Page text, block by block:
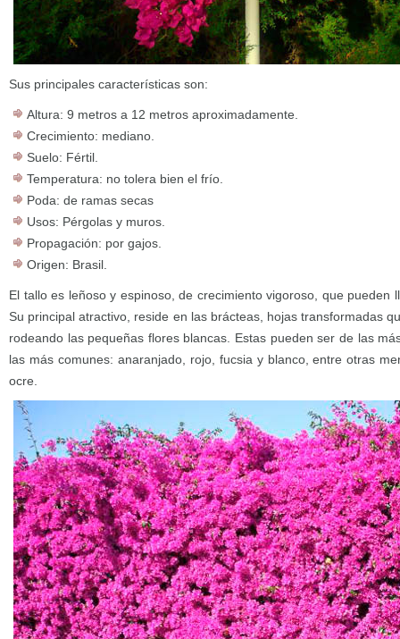
Sus principales características son:
Altura: 9 metros a 12 metros aproximadamente.
Crecimiento: mediano.
Suelo: Fértil.
Temperatura: no tolera bien el frío.
Poda: de ramas secas
Usos: Pérgolas y muros.
Propagación: por gajos.
Origen: Brasil.
El tallo es leñoso y espinoso, de crecimiento vigoroso, que pueden
Su principal atractivo, reside en las brácteas, hojas transformadas
rodeando las pequeñas flores blancas. Estas pueden ser de las
las más comunes: anaranjado, rojo, fucsia y blanco, entre otras
ocre.